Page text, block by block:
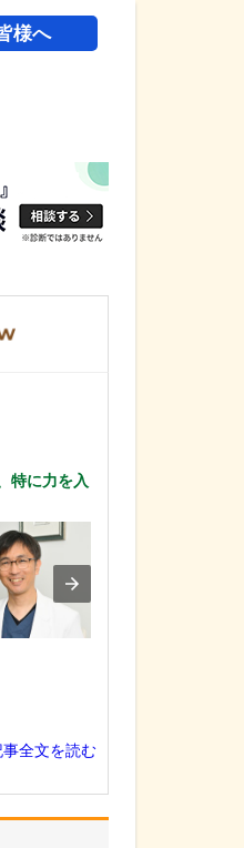
様へ
特に力を入
事全文を読む